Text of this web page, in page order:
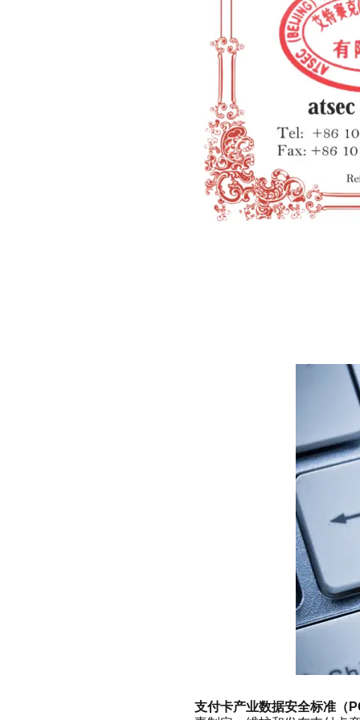
支付卡产业数据安全标准（